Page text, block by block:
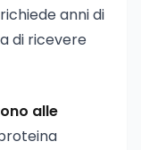
anni di
di ricevere
alle